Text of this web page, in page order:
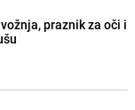
praznik za oči i